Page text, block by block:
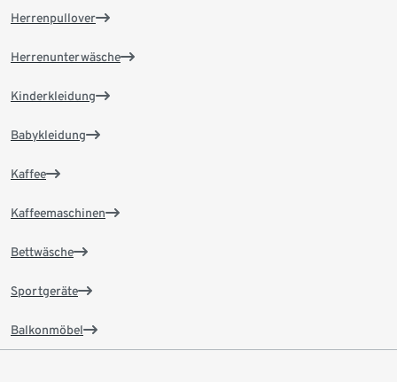
Herrenpullover
Herrenunterwäsche
Kinderkleidung
Babykleidung
Kaffee
Kaffeemaschinen
Bettwäsche
Sportgeräte
Balkonmöbel